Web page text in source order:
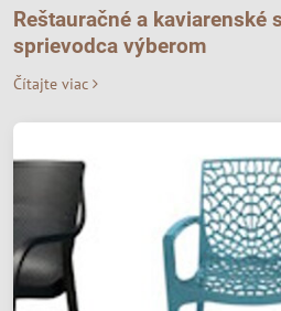
Reštauračné a kaviarenské
sprievodca výberom
Čítajte viac